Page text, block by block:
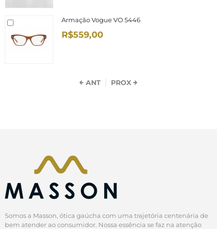
Armação Vogue VO 5446
R$559,00
ANT PROX
Somos a Masson, ótica gaúcha com uma trajetória centenária de
bem atender ao consumidor. Nossa essência se faz na atenção